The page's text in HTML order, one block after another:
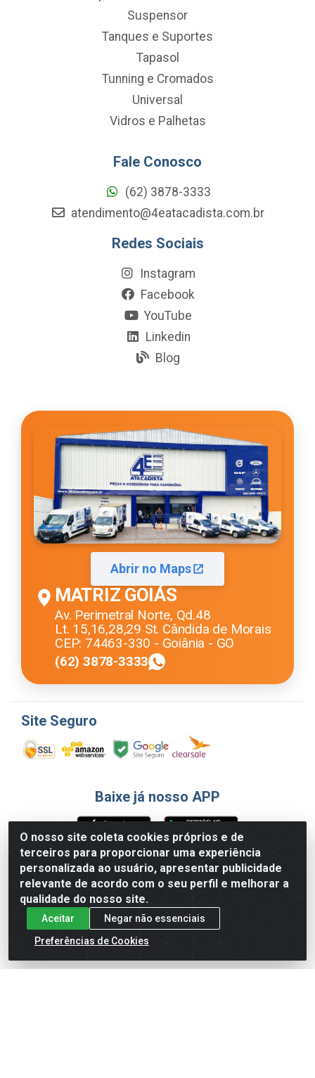
O nosso site coleta cookies próprios e de
terceiros para proporcionar uma experiência
personalizada ao usuário, apresentar publicidade
relevante de acordo com o seu perfil e melhorar a
qualidade do nosso site.
Aceitar
Negar não essenciais
Preferências de Cookies
Suspensor
Tanques e Suportes
Tapasol
Tunning e Cromados
Universal
Vidros e Palhetas
Fale Conosco
(62) 3878-3333
atendimento@4eatacadista.com.br
Redes Sociais
Instagram
Facebook
YouTube
Linkedin
Blog
Abrir no Maps
MATRIZ GOIÁS
Av. Perimetral Norte, Qd.48
Lt. 15,16,28,29 St. Cândida de Morais
CEP: 74463-330 - Goiânia - GO
(62) 3878-3333
Site Seguro
Baixe já nosso APP
Formas de Pagamento